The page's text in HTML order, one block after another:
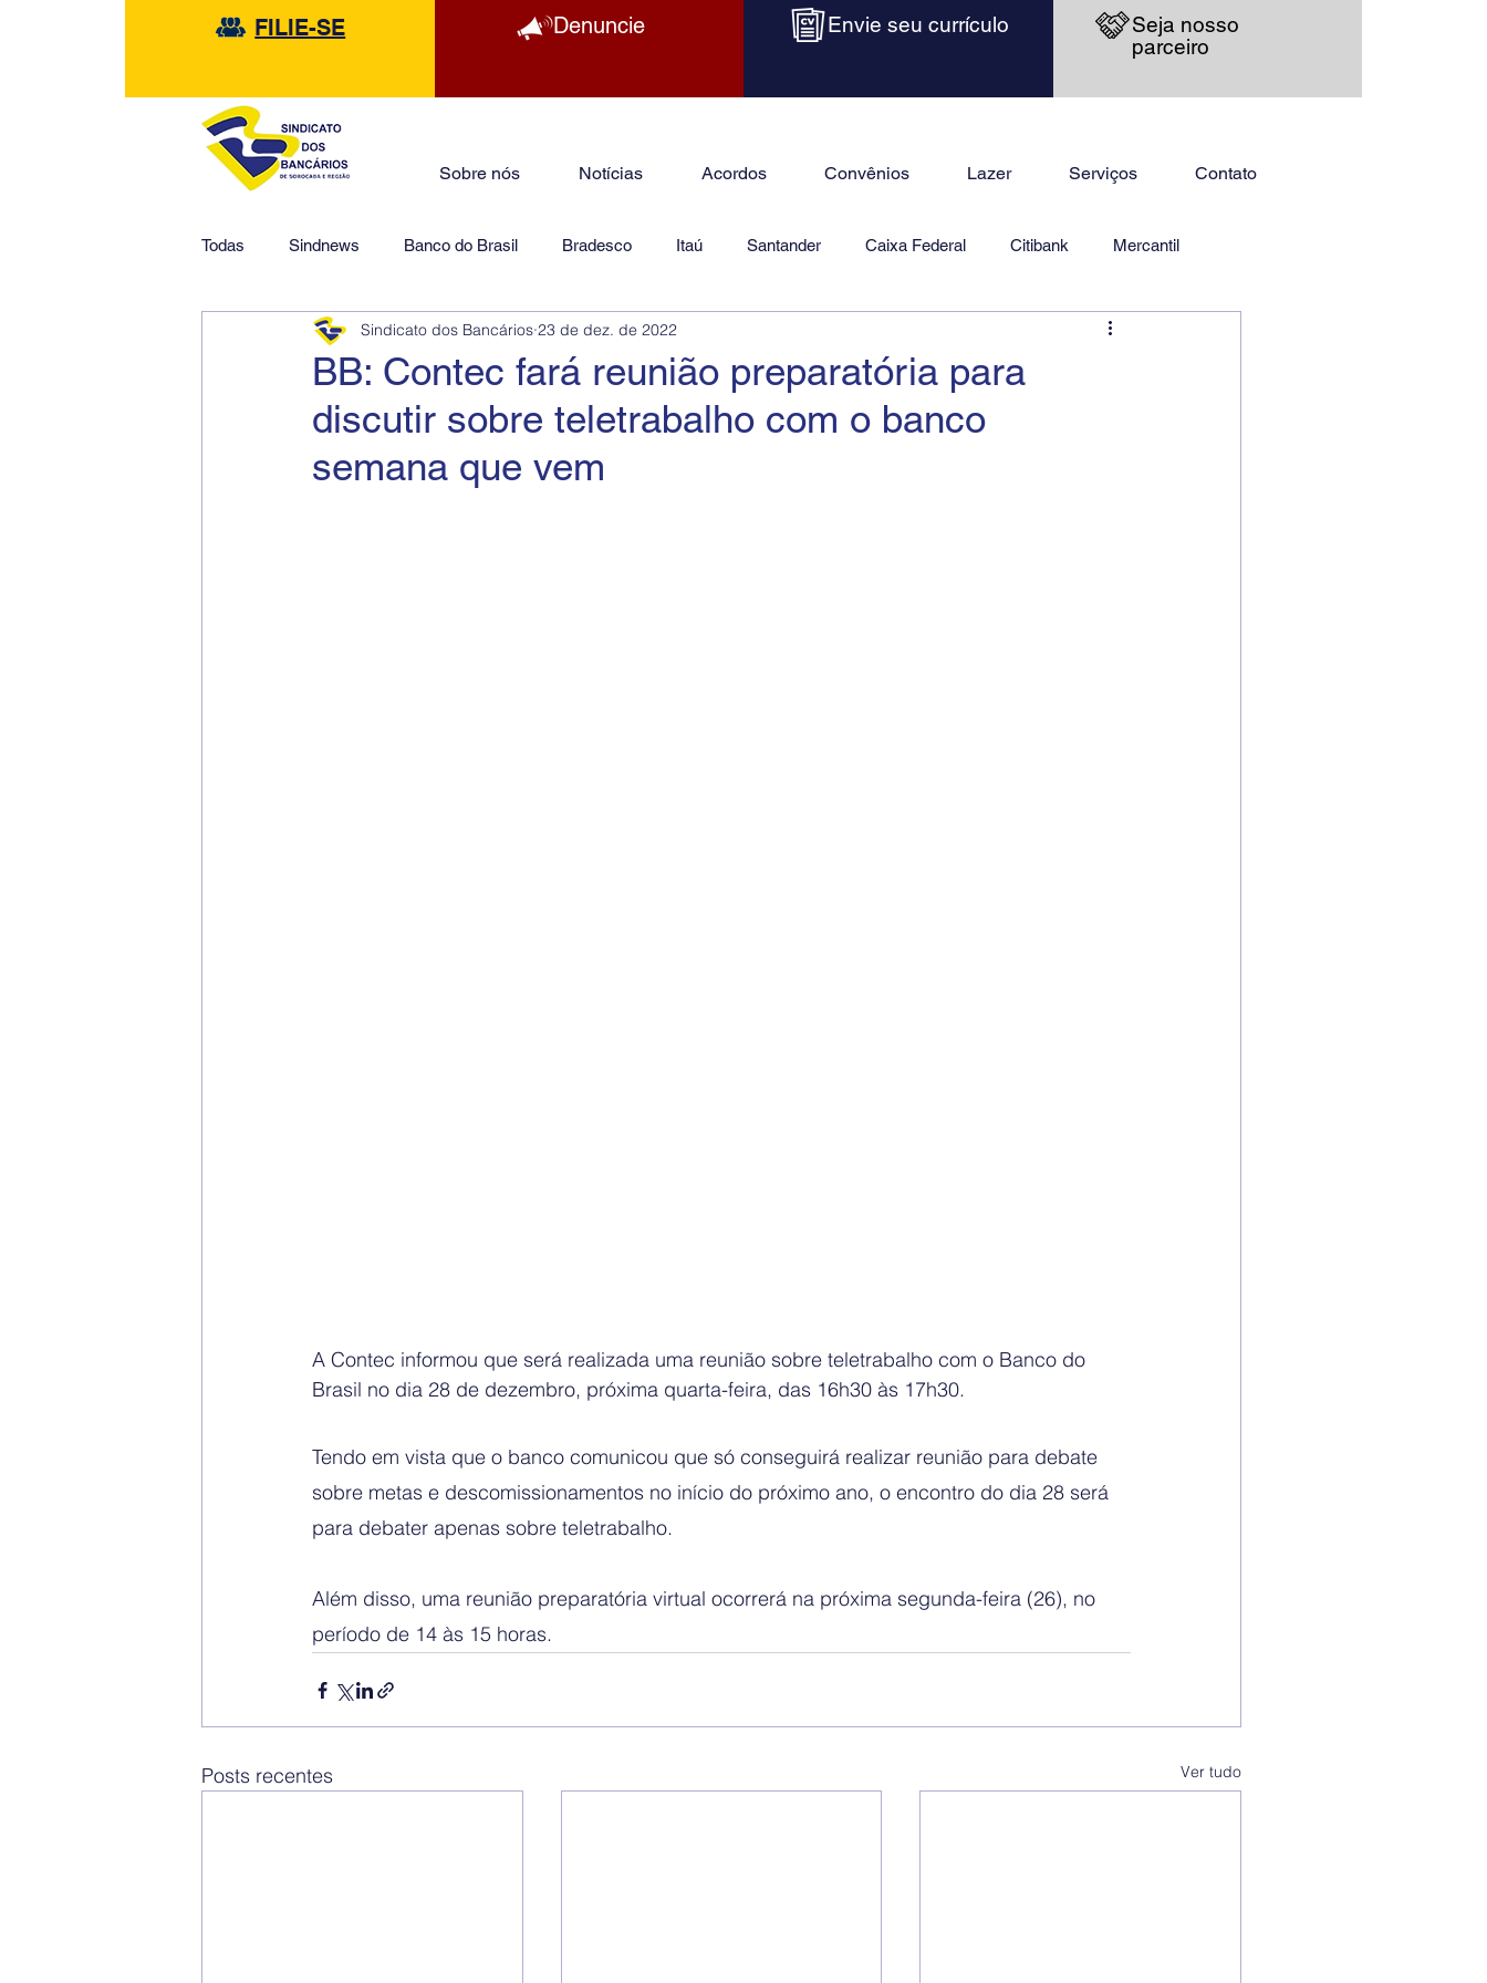
FILIE-SE Denuncie Envie seu currículo
Seja nosso
parceiro
Sobre nós Notícias Acordos Convênios Lazer Serviços Contato
Todas Sindnews Banco do Brasil Bradesco Itaú Santander Caixa Federal Citibank Mercantil
HSBC Financeiras Jurídico
BB: Contec fará reunião preparatória para
discutir sobre teletrabalho com o banco
semana que vem
Sindicato dos Bancários 23 de dez. de 2022
A Contec informou que será realizada uma reunião sobre teletrabalho com o Banco do
Brasil no dia 28 de dezembro, próxima quarta-feira, das 16h30 às 17h30.
Tendo em vista que o banco comunicou que só conseguirá realizar reunião para debate
sobre metas e descomissionamentos no início do próximo ano, o encontro do dia 28 será
para debater apenas sobre teletrabalho.
Além disso, uma reunião preparatória virtual ocorrerá na próxima segunda-feira (26), no
período de 14 às 15 horas.
Posts recentes Ver tudo